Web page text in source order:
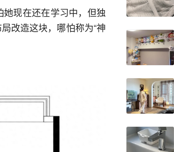
现在还在学习中，但独
改造这块，哪怕称为“神